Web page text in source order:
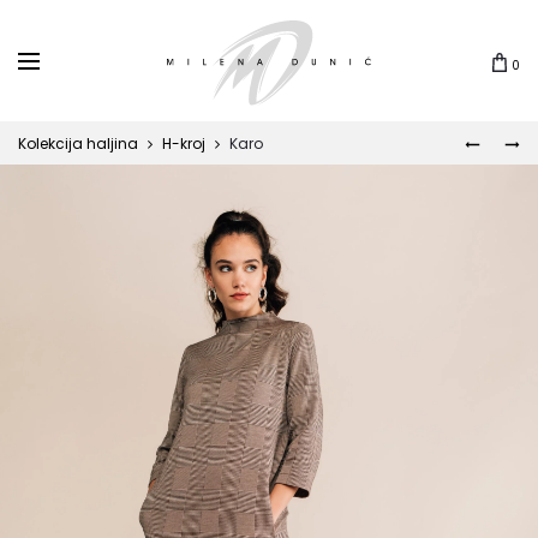
0
NIKA
HERA
Kolekcija haljina H-kroj Karo